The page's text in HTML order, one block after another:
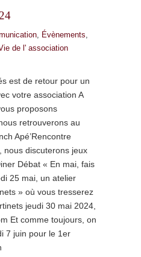
, Évènements,
de l' association
est de retour pour un
votre association A
proposons
retrouverons au
Apé’Rencontre
nous discuterons jeux
Débat « En mai, fais
25 mai, un atelier
» où vous tresserez
jeudi 30 mai 2024,
Et comme toujours, on
7 juin pour le 1er